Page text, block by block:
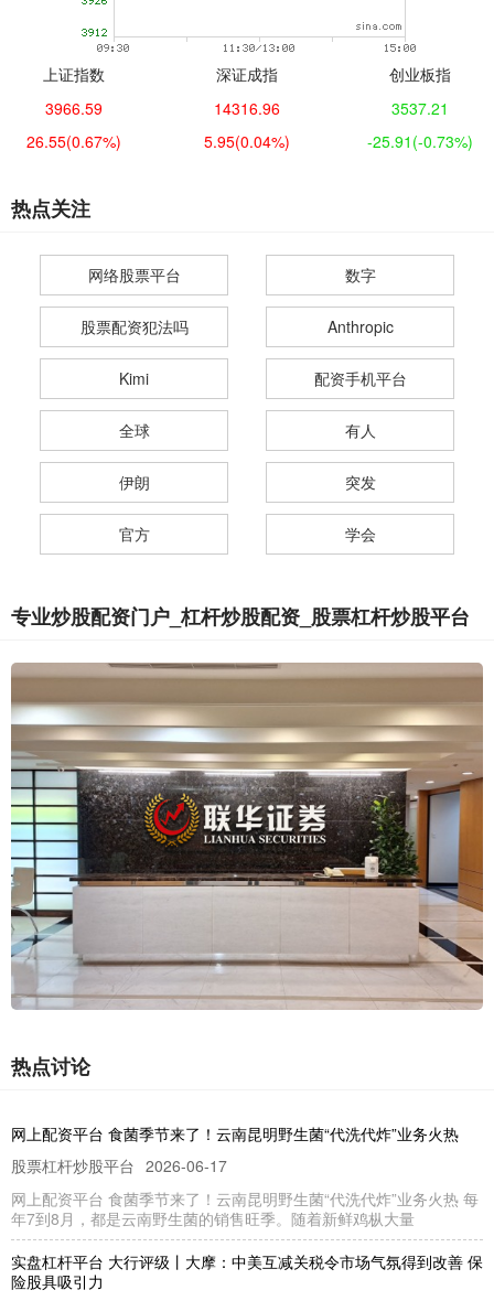
上证指数
3966.59
26.55(0.67%)
深证成指
14316.96
5.95(0.04%)
创业板指
3537.21
-25.91 (-0.73%)
热点关注
网络股票平台 数字
股票配资犯法吗 Anthropic
Kimi 配资手机平台
全球 有人
伊朗 突发
官方 学会
专业炒股配资门户_杠杆炒股配资_股票杠杆炒股平台
热点讨论
网上配资平台 食菌季节来了！云南昆明野生菌“代洗代炸”业务火热
股票杠杆炒股平台 2026-06-17
网上配资平台 食菌季节来了！云南昆明野生菌“代洗代炸”业务火热 每
年7到8月，都是云南野生菌的销售旺季。随着新鲜鸡枞大量
实盘杠杆平台 大行评级丨大摩：中美互减关税令市场气氛得到改善 保
险股具吸引力